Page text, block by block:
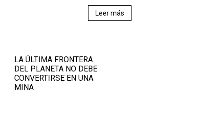
Leer más
LA ÚLTIMA FRONTERA
DEL PLANETA NO DEBE
CONVERTIRSE EN UNA
MINA